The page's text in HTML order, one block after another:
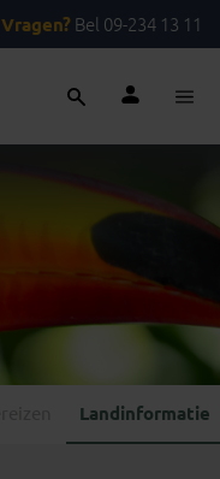
Vragen? Bel 09-234 13 11
Landinformatie